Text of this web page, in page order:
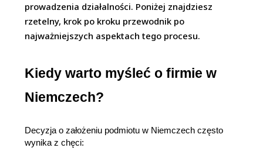
prowadzenia działalności. Poniżej znajdziesz
rzetelny, krok po kroku przewodnik po
najważniejszych aspektach tego procesu.
Kiedy warto myśleć o firmie w
Niemczech?
Decyzja o założeniu podmiotu w Niemczech często
wynika z chęci: